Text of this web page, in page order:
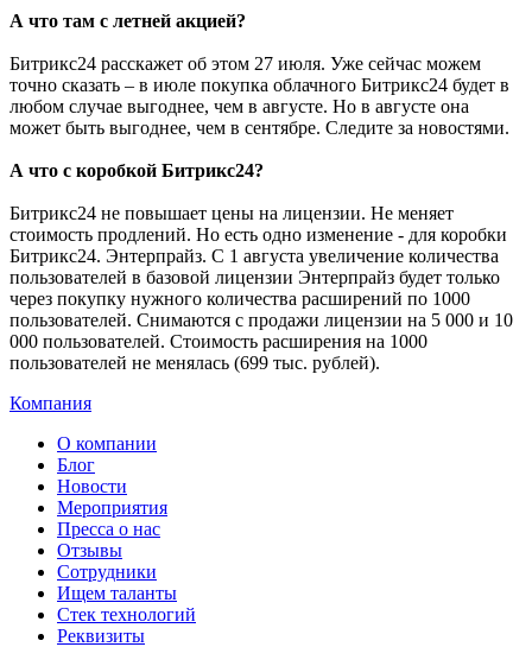
А что там с летней акцией?
Битрикс24 расскажет об этом 27 июля. Уже сейчас можем
точно сказать – в июле покупка облачного Битрикс24 будет в
любом случае выгоднее, чем в августе. Но в августе она
может быть выгоднее, чем в сентябре. Следите за новостями.
А что с коробкой Битрикс24?
Битрикс24 не повышает цены на лицензии. Не меняет
стоимость продлений. Но есть одно изменение - для коробки
Битрикс24. Энтерпрайз. С 1 августа увеличение количества
пользователей в базовой лицензии Энтерпрайз будет только
через покупку нужного количества расширений по 1000
пользователей. Снимаются с продажи лицензии на 5 000 и 10
000 пользователей. Стоимость расширения на 1000
пользователей не менялась (699 тыс. рублей).
Компания
О компании
Блог
Новости
Мероприятия
Пресса о нас
Отзывы
Сотрудники
Ищем таланты
Стек технологий
Реквизиты